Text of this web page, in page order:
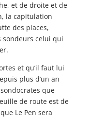
et de droite et de
la capitulation
des places,
sondeurs celui qui
et qu’il faut lui
plus d’un an
que
de route est de
Le Pen sera